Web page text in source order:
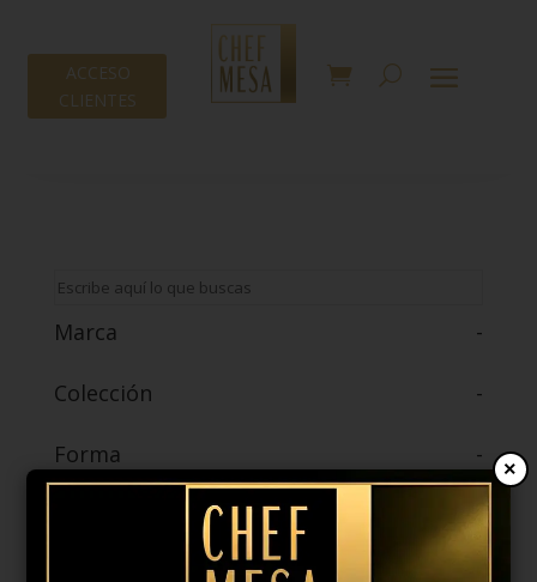
ACCESO
CLIENTES
Marca -
Colección -
Forma -
-
×